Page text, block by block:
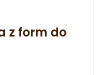
z form do